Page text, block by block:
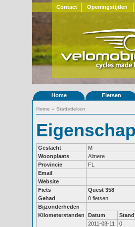
Contact Openingstijden
Home Fietsen
Home » Statistieken
Geslacht
M
Woonplaats
Almere
Provincie
FL
Email
Website
Fiets
Quest 358
Gehad
0 fietsen
Bijzonderheden
Kilometerstanden
Datum Stand
2011-03-11
0